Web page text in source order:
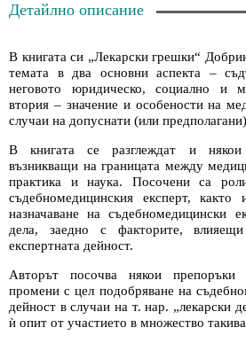
Детайлно описание
В книгата си „Лекарски грешки“
темата в два основни аспекта –
неговото юридическо, социално и
втория – значение и особености на
случаи на допуснати (или
В книгата се разглеждат и някои
възникващи на границата между
практика и наука. Посочени са
съдебномедицинския експерт,
назначаване на съдебномедицински
дела, заедно с факторите,
експертната дейност.
Авторът посочва някои препоръки
промени с цел подобряване на
дейност в случаи на т. нар. „лекарски
ѝ опит от участието в множество